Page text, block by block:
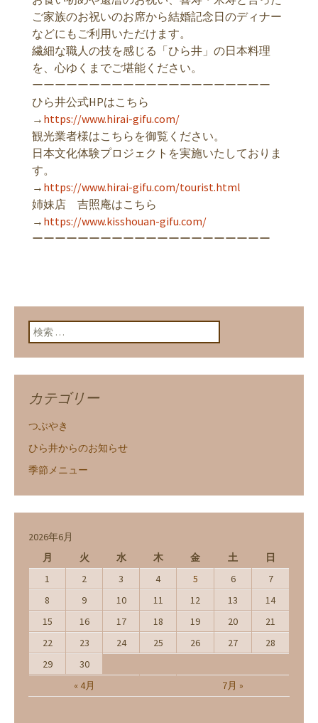
ご家族のお祝いのお席から結婚記念日のディナー
などにもご利用いただけます。
繊細な職人の技を感じる「ひら井」の日本料理
を、心ゆくまでご堪能ください。
ーーーーーーーーーーーーーーーーーーーーー
ひら井公式HPはこちら
→ https://www.hirai-gifu.com/
観光業者様はこちらを御覧ください。
日本文化体験プロジェクトを実施いたしておりま
す。
→ https://www.hirai-gifu.com/tourist.html
姉妹店 吉照庵はこちら
→ https://www.kisshouan-gifu.com/
ーーーーーーーーーーーーーーーーーーーーー
検索:
カテゴリー
つぶやき
ひら井からのお知らせ
季節メニュー
2026年6月
月
火 水 木 金 土 日
« 4月 7月 »
1 2 3 4 5 6
7
8
9 10 11 12 13
14
15
16 17 18 19 20
21
22
23 24 25 26 27
28
29
30